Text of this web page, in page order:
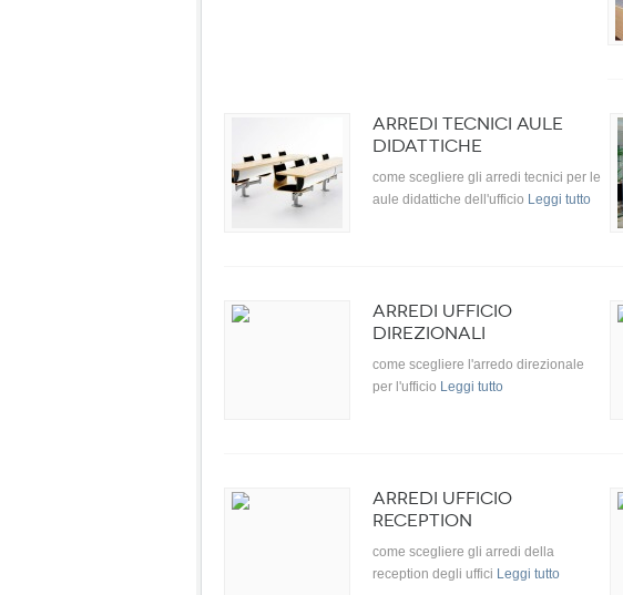
ARREDI TECNICI AULE
DIDATTICHE
come scegliere gli arredi tecnici per le
aule didattiche dell'ufficio Leggi tutto
ARREDI UFFICIO
DIREZIONALI
come scegliere l'arredo direzionale
per l'ufficio Leggi tutto
ARREDI UFFICIO
RECEPTION
come scegliere gli arredi della
reception degli uffici Leggi tutto